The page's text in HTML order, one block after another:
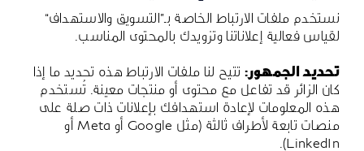
نستخدم ملفات الارتباط الخاصة بـ”التسويق والاستهداف“
لقياس فعالية إعلاناتنا وتزويدك بالمحتوى المناسب.
تحديد الجمهور: تتيح لنا ملفات الارتباط هذه تحديد ما إذا
كان الزائر قد تفاعل مع محتوى أو منتجات معينة. تُستخدم
هذه المعلومات لإعادة استهدافك بإعلانات ذات صلة على
منصات تابعة لأطراف ثالثة (مثل Google أو Meta أو
LinkedIn).